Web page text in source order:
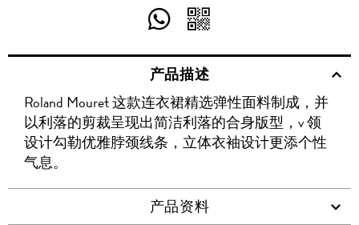
享
WECHAT
享
WEIBO
分
享
至
WHATSAPP
享
维
码
产品描述
Roland Mouret 这款连衣裙精选弹性面料制成，并
以利落的剪裁呈现出简洁利落的合身版型，v 领
设计勾勒优雅脖颈线条，立体衣袖设计更添个性
气息。
产品资料